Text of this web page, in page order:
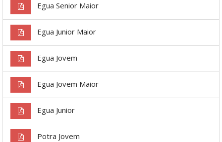
Egua Senior Maior
Egua Junior Maior
Egua Jovem
Egua Jovem Maior
Egua Junior
Potra Jovem